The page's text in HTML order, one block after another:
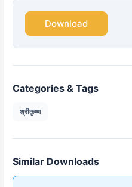
Download
Categories & Tags
श्रीकृष्ण
Similar Downloads